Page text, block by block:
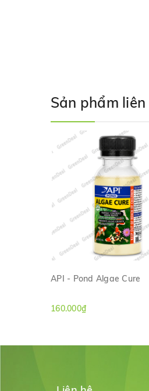
Sản phẩm
API - Pond Algae Cure
160.000₫